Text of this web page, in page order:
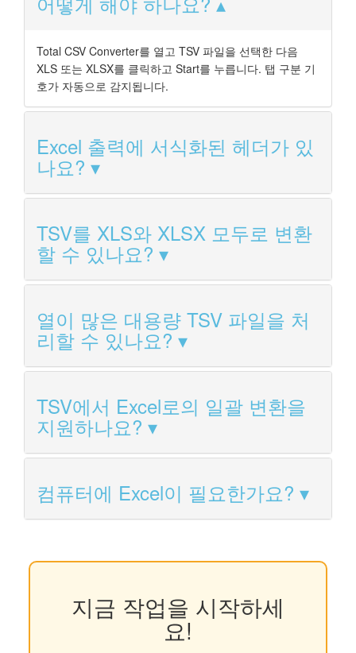
Total CSV Converter를 열고 TSV 파일을 선택한 다음
XLS 또는 XLSX를 클릭하고 Start를 누릅니다. 탭 구분 기
호가 자동으로 감지됩니다.
Excel 출력에 서식화된 헤더가 있
나요?
TSV를 XLS와 XLSX 모두로 변환
할 수 있나요?
열이 많은 대용량 TSV 파일을 처
리할 수 있나요?
TSV에서 Excel로의 일괄 변환을
지원하나요?
컴퓨터에 Excel이 필요한가요?
지금 작업을 시작하세
요!